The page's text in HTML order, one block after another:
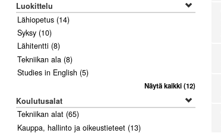
Luokittelu
Lähiopetus (14)
Syksy (10)
Lähitentti (8)
Tekniikan ala (8)
Studies in English (5)
Näytä kaikki(12)
Koulutusalat
Tekniikan alat (65)
Kauppa, hallinto ja oikeustieteet (13)